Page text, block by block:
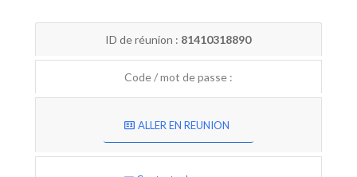
ID de réunion : 81410318890
Code / mot de passe :
ALLER EN REUNION